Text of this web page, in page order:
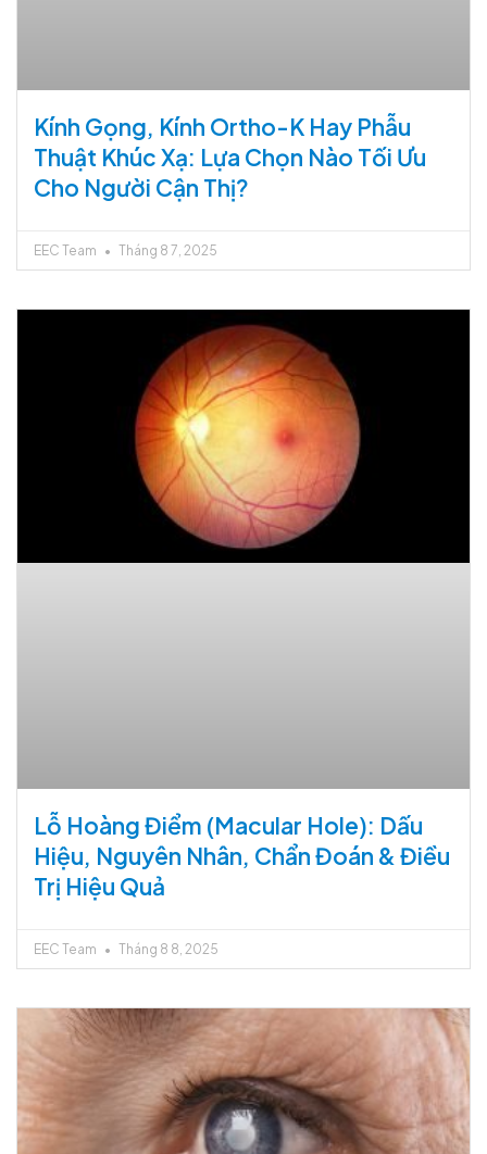
Kính Gọng, Kính Ortho-K Hay Phẫu
Thuật Khúc Xạ: Lựa Chọn Nào Tối Ưu
Cho Người Cận Thị?
EEC Team Tháng 8 7, 2025
Lỗ Hoàng Điểm (Macular Hole): Dấu
Hiệu, Nguyên Nhân, Chẩn Đoán & Điều
Trị Hiệu Quả
EEC Team Tháng 8 8, 2025
European Eye Center
Thông báo
📢 THÔNG BÁO THAY ĐỔI QUY ĐỊNH VỀ THÔNG TIN
XUẤT HÓA ĐƠN